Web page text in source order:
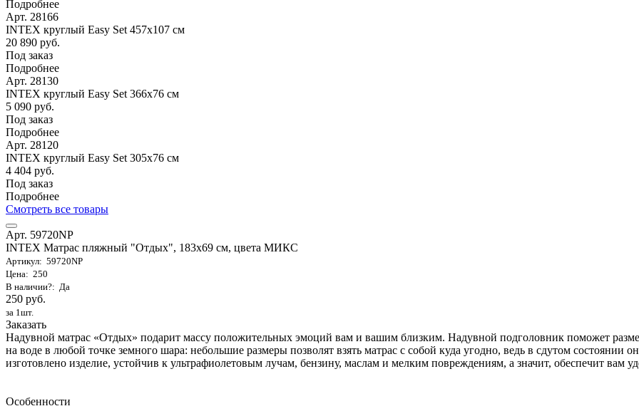
Подробнее
Арт. 28166
INTEX круглый Easy Set 457х107 см
20 890 руб.
Под заказ
Подробнее
Арт. 28130
INTEX круглый Easy Set 366х76 см
5 090 руб.
Под заказ
Подробнее
Арт. 28120
INTEX круглый Easy Set 305х76 см
4 404 руб.
Под заказ
Подробнее
Смотреть все товары
Арт. 59720NP
INTEX Матрас пляжный "Отдых", 183х69 см, цвета МИКС
Артикул: 59720NP
Цена: 250
В наличии?: Да
250 руб.
за 1шт.
Заказать
Надувной матрас «Отдых» подарит массу положительных эмоций вам и вашим близким. Надувной подголовник поможет
на воде в любой точке земного шара: небольшие размеры позволят взять матрас с собой куда угодно, ведь в сдутом состоянии
изготовлено изделие, устойчив к ультрафиолетовым лучам, бензину, маслам и мелким повреждениям, а значит, обеспечит вам
Особенности